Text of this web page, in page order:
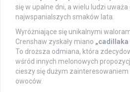
się w upalne dni, a wielu ludzi
najwspanialszych smaków lata.
Wyróżniające się unikalnymi
Crenshaw zyskały miano
To droższa odmiana, która
wśród innych melonowych
cieszy się dużym
owoców.